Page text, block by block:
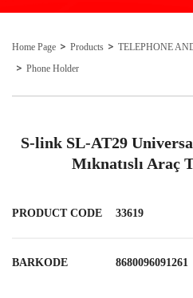
Home Page Products
TELEPHONE
Phone Holder
S-link SL-AT29
Mıknatıslı Araç
PRODUCT CODE 33619
BARKODE 8680096091261